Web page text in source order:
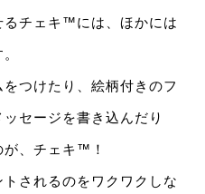
るチェキ™には、ほかには
つけたり、絵柄付きのフ
セージを書き込んだり
が、チェキ™！
されるのをワクワクしな